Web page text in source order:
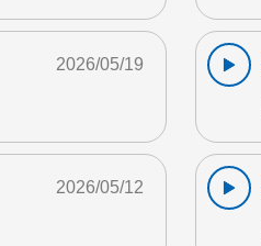
2026/05/19
2026/05/12